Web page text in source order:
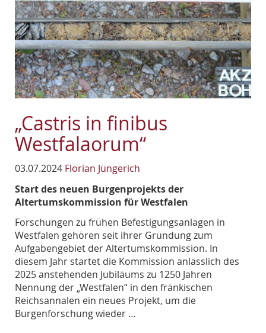
„Castris in finibus
Westfalaorum“
03.07.2024 Florian Jüngerich
Start des neuen Burgenprojekts der
Altertumskommission für Westfalen
Forschungen zu frühen Befestigungsanlagen in
Westfalen gehören seit ihrer Gründung zum
Aufgabengebiet der Altertumskommission. In
diesem Jahr startet die Kommission anlässlich des
2025 anstehenden Jubiläums zu 1250 Jahren
Nennung der „Westfalen“ in den fränkischen
Reichsannalen ein neues Projekt, um die
Burgenforschung wieder …